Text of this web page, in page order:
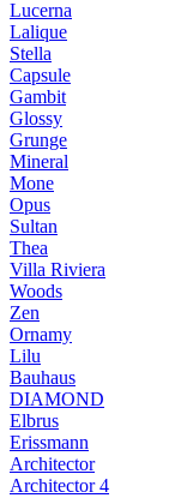
Lucerna
Lalique
Stella
Capsule
Gambit
Glossy
Grunge
Mineral
Mone
Opus
Sultan
Thea
Villa Riviera
Woods
Zen
Ornamy
Lilu
Bauhaus
DIAMOND
Elbrus
Erissmann
Architector
Architector 4